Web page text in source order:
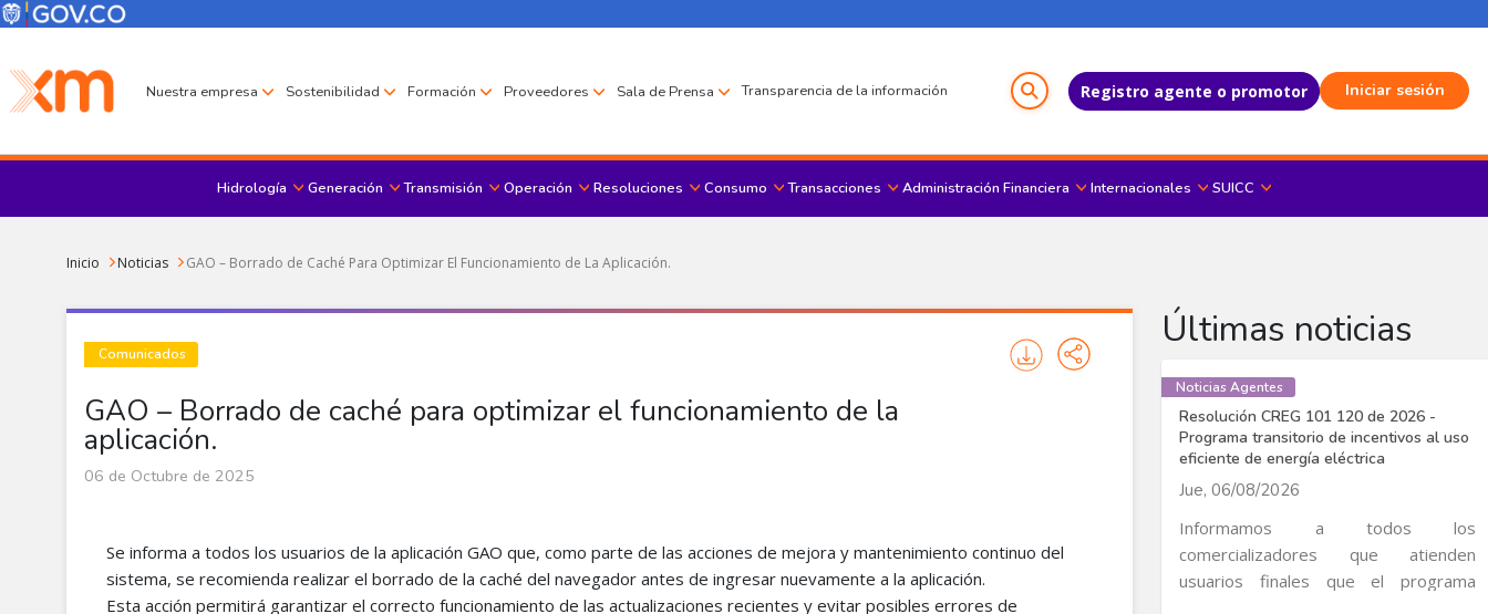
Pasar al contenido principal
Menú Corporativo
Menú de encabezado
Nuestra empresa Sostenibilidad Formación Proveedores Sala de Prensa Transparencia de la información Registro agente o promotor Iniciar sesión
Menu principal
Hidrología Generación Transmisión Operación Resoluciones Consumo Transacciones Administración Financiera Internacionales SUICC
Sobrescribir enlaces de ayuda a la navegación
Inicio Noticias GAO – Borrado de Caché Para Optimizar El Funcionamiento de La Aplicación.
GAO – Borrado de caché para optimizar el funcionamiento de la
aplicación.
Comunicados
06 de Octubre de 2025
Se informa a todos los usuarios de la aplicación GAO que, como parte de las acciones de mejora y mantenimiento continuo del
sistema, se recomienda realizar el borrado de la caché del navegador antes de ingresar nuevamente a la aplicación.
Esta acción permitirá garantizar el correcto funcionamiento de las actualizaciones recientes y evitar posibles errores de
Últimas noticias
Noticias Agentes
Resolución CREG 101 120 de 2026 -
Programa transitorio de incentivos al uso
eficiente de energía eléctrica
Jue, 06/08/2026
Informamos a todos los
comercializadores que atienden
usuarios finales que el programa